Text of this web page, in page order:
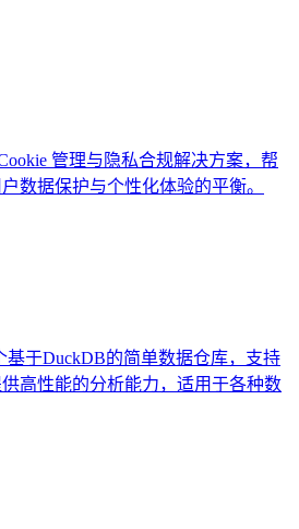
管理与隐私合规解决方案，帮
数据保护与个性化体验的平衡。
基于DuckDB的简单数据仓库，支持
高性能的分析能力，适用于各种数